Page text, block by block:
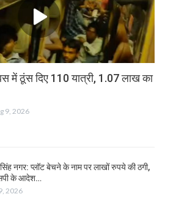
में ठूंस दिए 110 यात्री, 1.07 लाख का
9, 2026
नगर: प्लॉट बेचने के नाम पर लाखों रुपये की ठगी,
के आदेश…
2026